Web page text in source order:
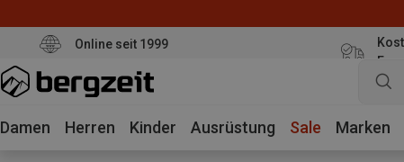
Online seit 1999
Euro
Damen Herren Kinder Ausrüstung Sale Marken